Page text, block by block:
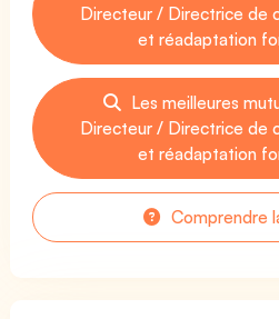
Directeur / Directrice de
et réadaptation
Les meilleures
Directeur / Directrice de
et réadaptation
Comprendre